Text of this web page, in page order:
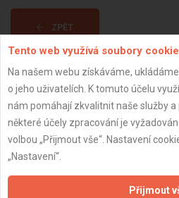
ZPĚT
Aktualizováno z portálu ARES
Naše firmy a
Tento web využívá soubory
Na našem webu získáváme,
o jeho uživatelích. K tomuto účelu
nám pomáhají zkvalitnit naše služby
některé účely zpracování je
volbou „Přijmout vše“. Nastavení
„Nastavení“.
Přijmout